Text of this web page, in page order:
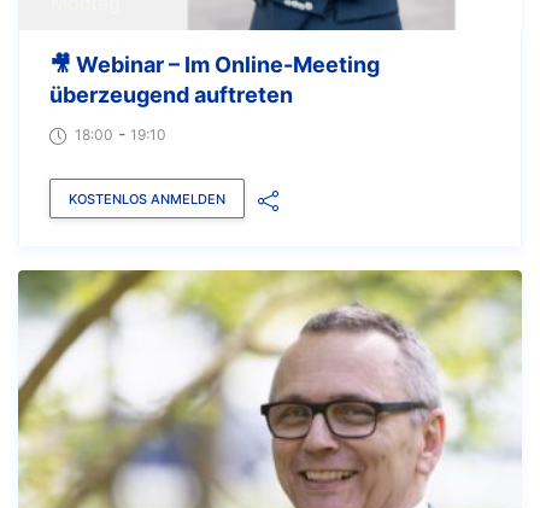
🎥 Webinar – Im Online-Meeting
überzeugend auftreten
18:00 - 19:10
KOSTENLOS ANMELDEN